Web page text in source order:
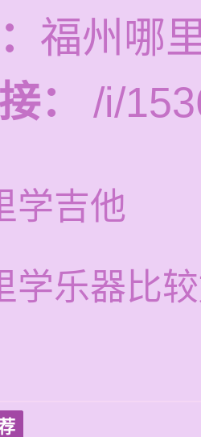
福州哪
：
/i/
学吉他
学乐器比